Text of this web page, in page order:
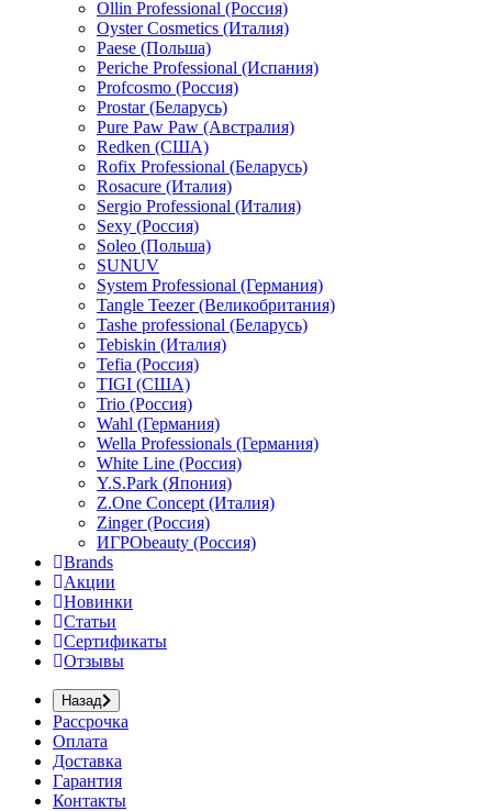
Ollin Professional (Россия)
Oyster Cosmetics (Италия)
Paese (Польша)
Periche Professional (Испания)
Profcosmo (Россия)
Prostar (Беларусь)
Pure Paw Paw (Австралия)
Redken (США)
Rofix Professional (Беларусь)
Rosacure (Италия)
Sergio Professional (Италия)
Sexy (Россия)
Soleo (Польша)
SUNUV
System Professional (Германия)
Tangle Teezer (Великобритания)
Tashe professional (Беларусь)
Tebiskin (Италия)
Tefia (Россия)
TIGI (США)
Trio (Россия)
Wahl (Германия)
Wella Professionals (Германия)
White Line (Россия)
Y.S.Park (Япония)
Z.One Concept (Италия)
Zinger (Россия)
ИГРОbeauty (Россия)
Brands
Акции
Новинки
Статьи
Сертификаты
Отзывы
Назад
Рассрочка
Оплата
Доставка
Гарантия
Контакты